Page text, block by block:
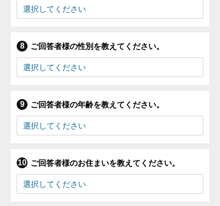
ご回答者様の性別を教えてください。
ご回答者様の年齢を教えてください。
ご回答者様のお住まいを教えてください。